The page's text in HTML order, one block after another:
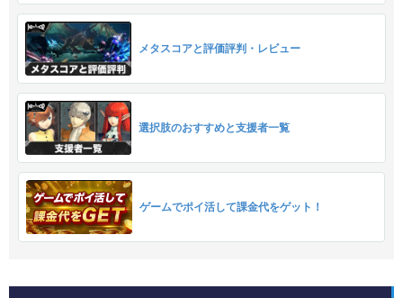
メタスコアと評価評判・レビュー
選択肢のおすすめと支援者一覧
ゲームでポイ活して課金代をゲット！